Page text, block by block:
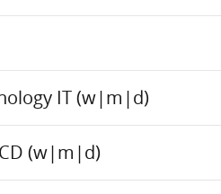
IT (w|m|d)
CD (w|m|d)